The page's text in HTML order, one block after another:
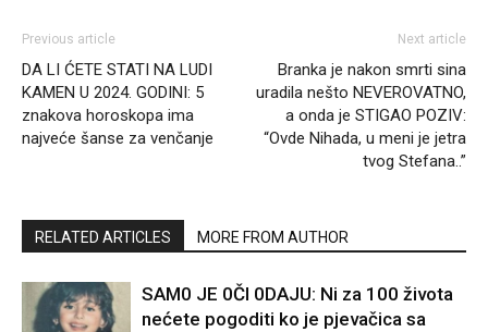
Previous article
DA LI ĆETE STATI NA LUDI
KAMEN U 2024. GODINI: 5
znakova horoskopa ima
najveće šanse za venčanje
Next article
Branka je nakon smrti sina
uradila nešto NEVEROVATNO,
a onda je STIGAO POZIV:
“Ovde Nihada, u meni je jetra
tvog Stefana..”
RELATED ARTICLES MORE FROM AUTHOR
SAM0 JE 0Čl 0DAJU: Ni za 100 života
nećete pogoditi ko je pjevačica sa